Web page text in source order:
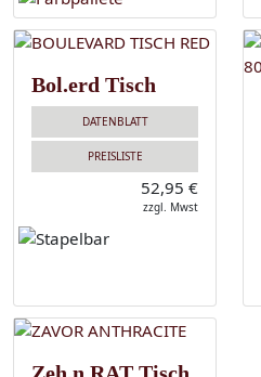
Bol.erd Tisch
DATENBLATT
PREISLISTE
52,95 €
zzgl. Mwst